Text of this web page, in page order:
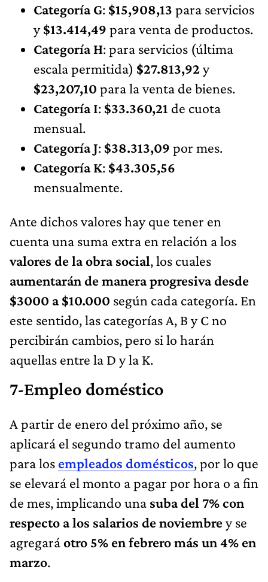
Categoría G: $15,908,13 para servicios
y$13.414,49 para venta de productos.
Categoría H: para servicios (última
escala permitida) $27.813,92y
$23,207,10 para la venta de bienes.
Categoría I: $33.360,21 de cuota
mensual.
Categoría J: $38.313,09 por mes.
Categoría K: $43.305,56
mensualmente.
Ante dichos valores hay que tener en
cuenta una suma extra en relación a los
valores de la obra social, los cuales
aumentarán de manera progresiva desde
$3000 a $10.000 según cada categoría. En
este sentido, las categorías A, B y C no
percibirán cambios, pero si lo harán
aquellas entre la D y la K.
7-Empleo doméstico
A partir de enero del próximo año, se
aplicará el segundo tramo del aumento
para los empleados domésticos, por lo que
se elevará el monto a pagar por hora o a fin
de mes, implicando una suba del 7% con
respecto a los salarios de noviembrey se
agregaráotro 5% en febrero más un 4% en
marzo.